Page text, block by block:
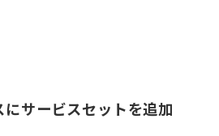
サービスセットを追加